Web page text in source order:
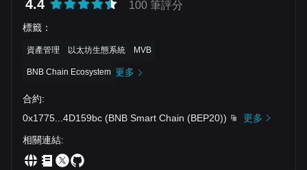
4.4 100 筆評分
標籤 ：
資產管理 以太坊生態系統 MVB
BNB Chain Ecosystem 更多
合約:
0x1775
4D159bc (BNB Smart Chain (BEP20))
更多
相關連結: